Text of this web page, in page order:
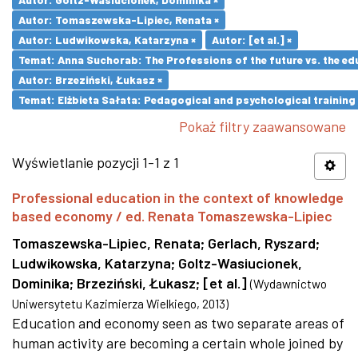
Autor: Tomaszewska-Lipiec, Renata ×
Autor: Ludwikowska, Katarzyna ×
Autor: [et al.] ×
Temat: Anna Suchorab: The Professions of the future vs. the
Autor: Brzeziński, Łukasz ×
Temat: Elżbieta Sałata: Pedagogical and psychological
Pokaż filtry zaawansowane
Wyświetlanie pozycji 1-1 z 1
Professional education in the context of knowledge
based economy / ed. Renata Tomaszewska-Lipiec
Tomaszewska-Lipiec, Renata; Gerlach, Ryszard;
Ludwikowska, Katarzyna; Goltz-Wasiucionek,
Dominika; Brzeziński, Łukasz; [et al.] (Wydawnictwo
Uniwersytetu Kazimierza Wielkiego, 2013)
Education and economy seen as two separate areas of
human activity are becoming a certain whole joined by